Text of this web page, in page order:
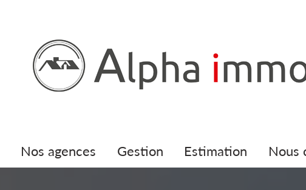
nos agences gestion estimation